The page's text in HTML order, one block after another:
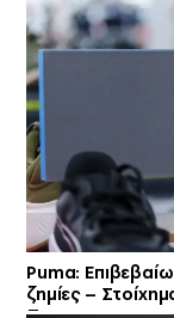
Puma:
ζημίες –